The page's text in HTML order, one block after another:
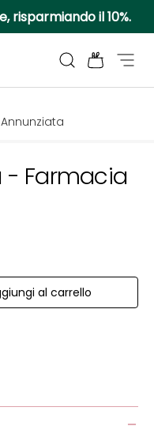
risparmiando il 10%.
Cerca Borsa
- Farmacia
al carrello